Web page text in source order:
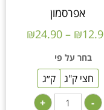
אפרסמון
₪
–
₪24.90
בחר על פי
חצי ק"ג
ק״ג
-
+